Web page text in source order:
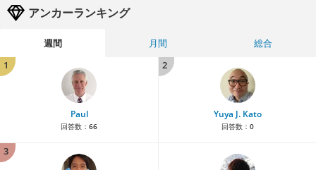
アンカーランキング
週間 月間
総合
1
Paul
回答数： 66
2
Yuya J. Kato
回答数： 0
3